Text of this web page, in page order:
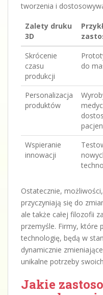
tworzenia i
Zalety druku
3D
Skrócenie
czasu
produkcji
do
Personalizacja
produktów
Wspieranie
innowacji
Ostatecznie,
przyczyniają się do
ale także całej filozofii
przemyśle. Firmy, które
technologię, będą w
dynamicznie
unikalne potrzeby
Jakie